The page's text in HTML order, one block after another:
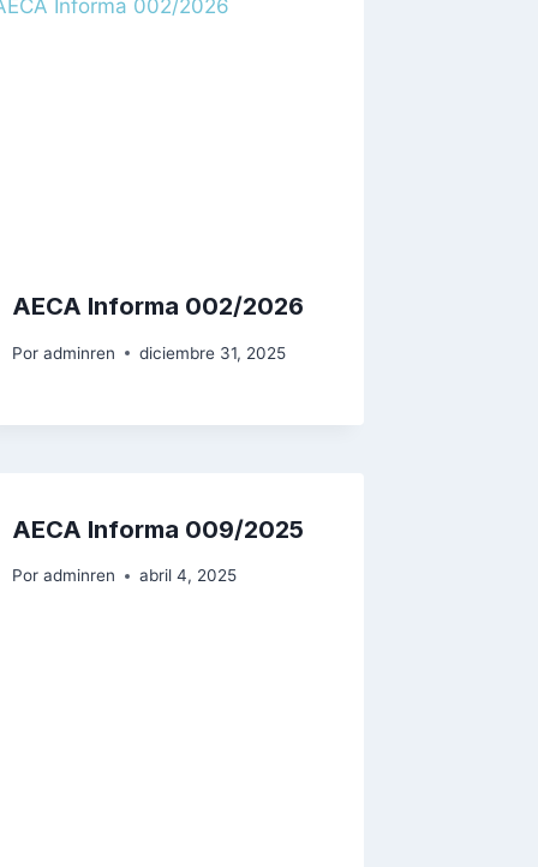
AECA Informa 002/2026
Por adminren diciembre 31, 2025
AECA Informa 009/2025
Por adminren abril 4, 2025